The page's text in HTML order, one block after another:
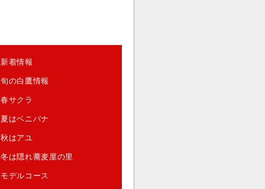
新着情報
旬の白鷹情報
春サクラ
夏はベニバナ
秋はアユ
冬は隠れ蕎麦屋の里
モデルコース